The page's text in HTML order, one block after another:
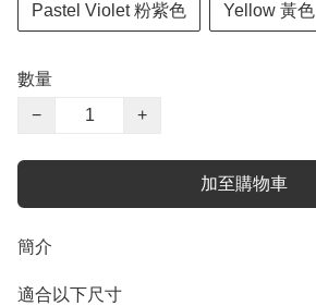
Pastel Violet 粉紫色 Yellow 黃色
數量
−
+
加至購物車
簡介
適合以下尺寸